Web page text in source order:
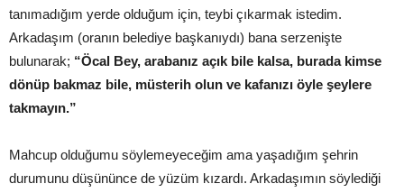
tanımadığım yerde olduğum için, teybi çıkarmak istedim.
Arkadaşım (oranın belediye başkanıydı) bana serzenişte
bulunarak; “Öcal Bey, arabanız açık bile kalsa, burada kimse
dönüp bakmaz bile, müsterih olun ve kafanızı öyle şeylere
takmayın.”
Mahcup olduğumu söylemeyeceğim ama yaşadığım şehrin
durumunu düşününce de yüzüm kızardı. Arkadaşımın söylediği